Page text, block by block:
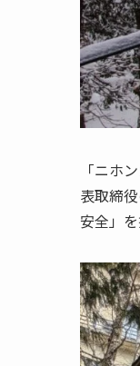
「ニホ
表取締
安全」